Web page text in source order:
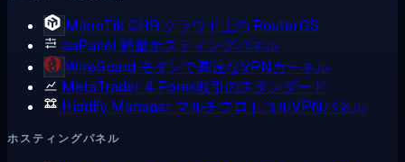
MikroTik CHR クラウド上の RouterOS
aaPanel軽量ホスティングパネル
WireGuard モダンで高速なVPNカーネル
MetaTrader 4 Forex取引のスタンダード
Hiddify Manager マルチプロトコルVPNパネル
ホスティングパネル